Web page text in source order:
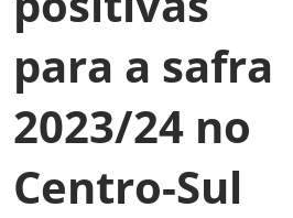
para a safra
2023/24 no
Centro-Sul